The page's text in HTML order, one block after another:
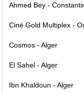
Ahmed Bey -
Ciné Gold Multiplex -
Cosmos - Alger
El Sahel - Alger
Ibn Khaldoun - Alger